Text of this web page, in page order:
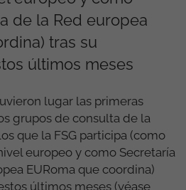
de la Red europea
tras su
últimos meses
lugar las primeras
grupos de consulta de la
que la FSG participa (como
europeo y como Secretaría
EURoma que coordina)
últimos meses (véase